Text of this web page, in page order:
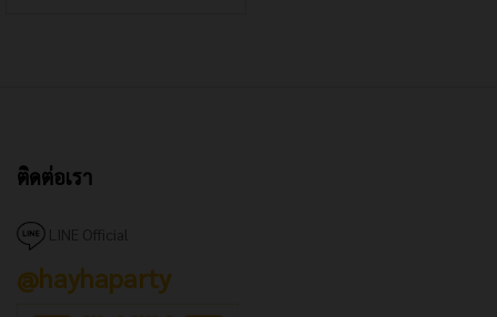
ติดต่อเรา
@hayhaparty